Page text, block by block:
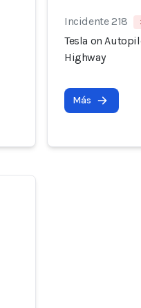
Incidente 218
Tesla on
Highway
Más